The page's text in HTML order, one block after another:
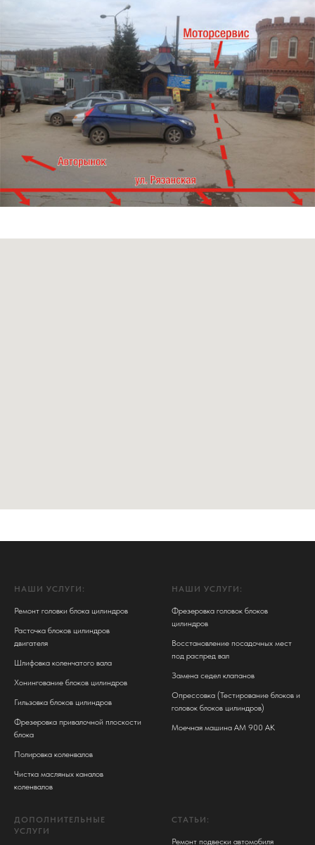
НАШИ УСЛУГИ:
Ремонт головки блока цилиндров
Расточка блоков цилиндров
двигателя
Шлифовка коленчатого вала
Хонингование блоков цилиндров
Гильзовка блоков цилиндров
Фрезеровка привалочной плоскости
блока
Полировка коленвалов
Чистка масляных каналов
коленвалов
НАШИ УСЛУГИ:
Фрезеровка головок блоков
цилиндров
Восстановление посадочных мест
под распред вал
Замена седел клапанов
Опрессовка (Тестирование блоков и
головок блоков цилиндров)
Моечная машина АМ 900 АК
ДОПОЛНИТЕЛЬНЫЕ
УСЛУГИ
СТАТЬИ:
Ремонт подвески автомобиля